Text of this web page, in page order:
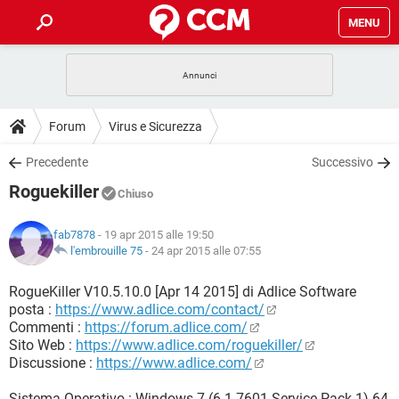
MENU
INTRATTENIMENTO ANDROID
iOS
INSTAGRAM
TIKTOK
HARDWARE
GUIDE
COVID-19
INSTAGRAM WHATSAPP
TIKTOK
HARDWARE
DOWNLOAD
COVID-19
INTRATTENIMENTO
iOS WINDOWS 10
INSTAGRAM WHATSAPP
TIKTOK FACEBOOK
HARDWARE
FORUM
COVID-19 GAMING
INTRATTENIMENTO
iOS WINDOWS 10
INSTAGRAM WHATSAPP
TIKTOK FACEBOOK
GLOSSARIO
COVID-19 GAMING
INTRATTENIMENTO ANDROID
iOS WINDOWS 10
Forum Virus e Sicurezza
Precedente Successivo
Roguekiller Chiuso
fab7878 - 19 apr 2015 alle 19:50
l'embrouille 75 - 24 apr 2015 alle 07:55
RogueKiller V10.5.10.0 [Apr 14 2015] di Adlice Software
posta : https://www.adlice.com/contact/
Commenti : https://forum.adlice.com/
Sito Web : https://www.adlice.com/roguekiller/
Discussione : https://www.adlice.com/